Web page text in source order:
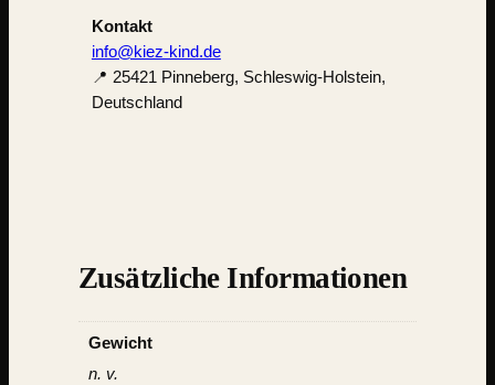
Kontakt
info@kiez-kind.de
📍 25421 Pinneberg, Schleswig-Holstein,
Deutschland
Zusätzliche Informationen
Gewicht
n. v.